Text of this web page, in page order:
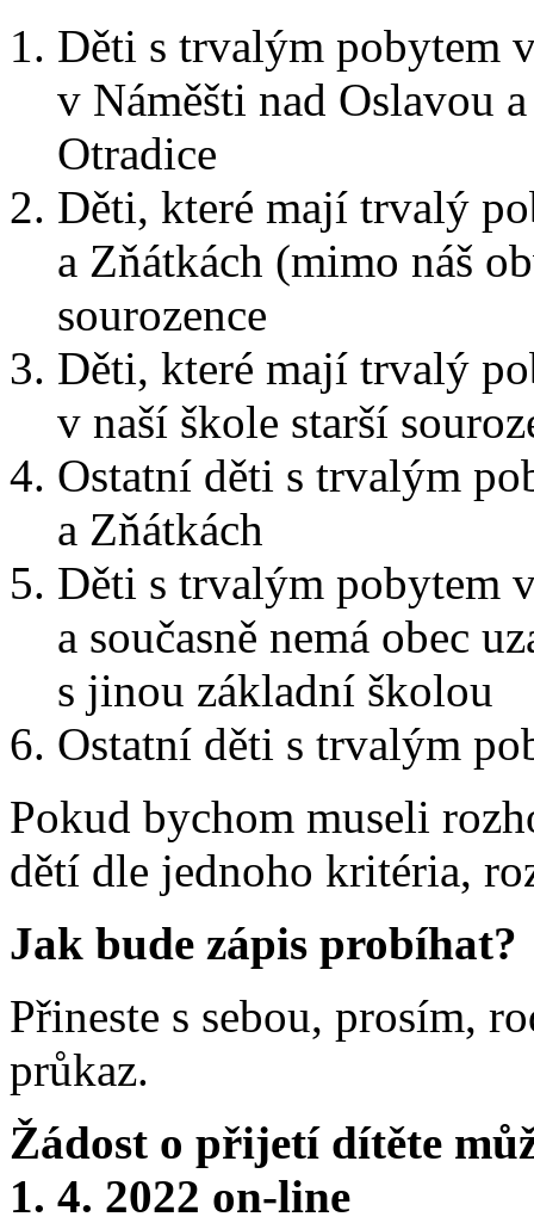
Děti s trvalým pobytem
v Náměšti nad Oslavou
Otradice
Děti, které mají trvalý
a Zňátkách (mimo náš
sourozence
Děti, které mají trvalý
v naší škole starší
Ostatní děti s trvalým
a Zňátkách
Děti s trvalým pobytem
a současně nemá obec
s jinou základní školou
Ostatní děti s trvalým
Pokud bychom museli
dětí dle jednoho kritéria,
Jak bude zápis probíhat?
Přineste s sebou, prosím,
průkaz.
Žádost o přijetí dítěte
1. 4. 2022 on-line